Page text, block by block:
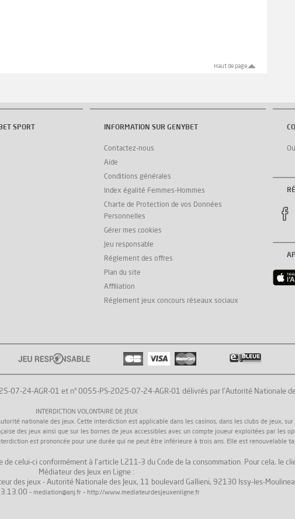
Haut de page
SPORT INFORMATION SUR GENYBET
Contactez-nous
Aide
Conditions générales
Index égalité Femmes-Hommes
Charte de Protection de vos Données
Personnelles
Gérer mes cookies
Jeu responsable
Réglement des offres
Plan du site
Affiliation
Réglement jeux concours réseaux sociaux
07-24-AGR-01 et n° 0055-PS-2025-07-24-AGR-01 délivrés par l'Autorité Nationale
INTERDICTION VOLONTAIRE DE JEUX
nationale des jeux. Cette interdiction est applicable dans les casinos, dans les clubs de jeux,
des jeux ainsi que sur les bornes de jeux accessibles avec un compte joueur exploitées par les
est prononcée pour une durée qui ne peut être inférieure à trois ans. Elle est renouvelable
celui-ci conformément à l'article L211-3 du Code de la consommation. Pour cela, le
Médiateur des Jeux en Ligne :
des jeux - Autorité Nationale des Jeux, 11 boulevard Gallieni, 92130 Issy-les-
- mediation@anj.fr- http://www.mediateurdesjeuxenligne.fr